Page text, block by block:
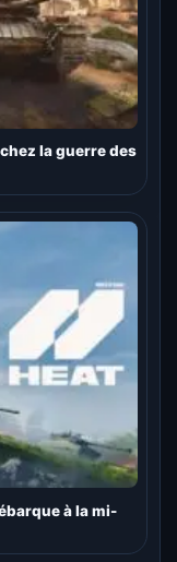
la guerre des
à la mi-